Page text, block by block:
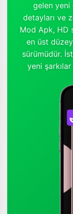
gelen yeni
detayları ve
Mod Apk, HD
en üst
sürümüdür.
yeni